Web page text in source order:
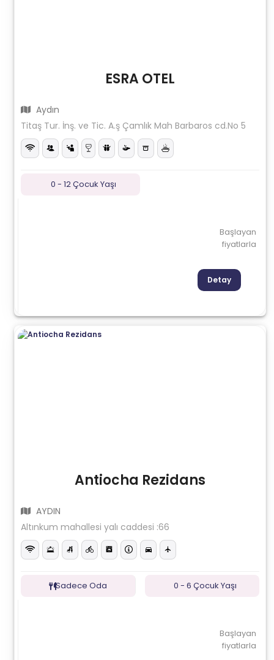
ESRA OTEL
Aydın
Titaş Tur. İnş. ve Tic. A.ş Çamlık Mah Barbaros cd.No 5
0 - 12 Çocuk Yaşı
Başlayan
fiyatlarla
Detay
Antiocha Rezidans
AYDIN
Altınkum mahallesi yalı caddesi :66
Sadece Oda 0 - 6 Çocuk Yaşı
Başlayan
fiyatlarla